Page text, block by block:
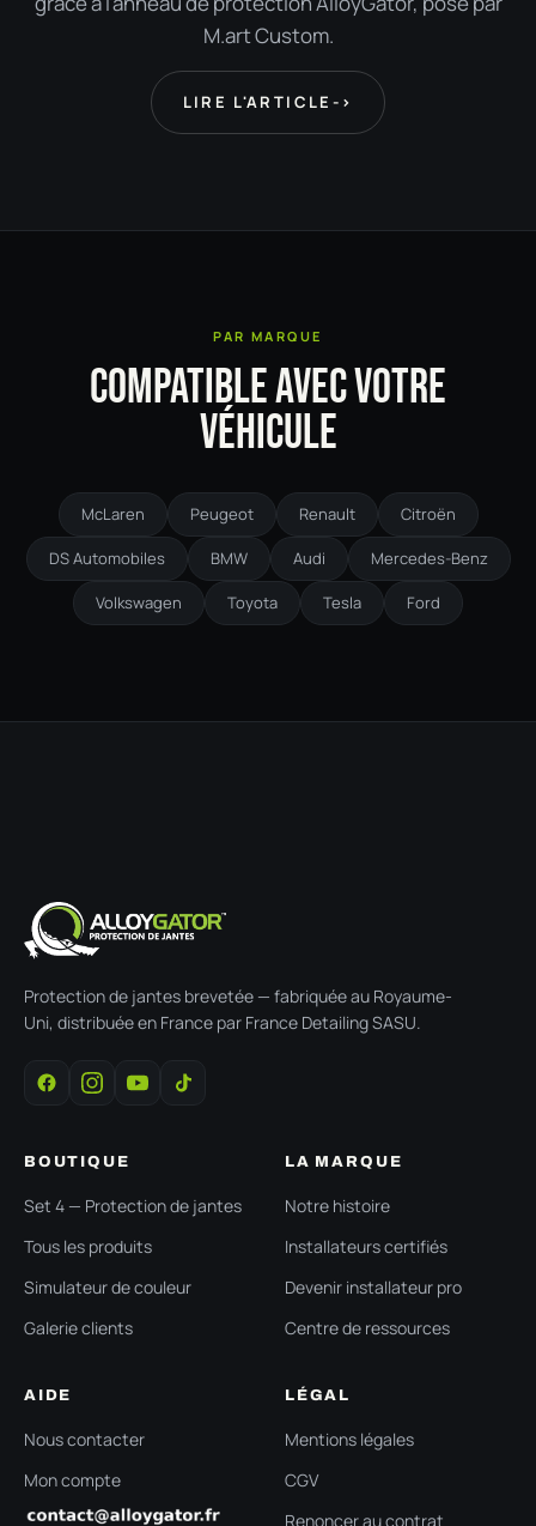
M.art Custom.
LIRE L'ARTICLE ->
PAR MARQUE
COMPATIBLE AVEC VOTRE
VÉHICULE
McLaren Peugeot Renault Citroën
DS Automobiles BMW Audi Mercedes-Benz
Volkswagen Toyota Tesla Ford
Protection de jantes brevetée — fabriquée au Royaume-
Uni, distribuée en France par France Detailing SASU.
BOUTIQUE
Set 4 — Protection de jantes
Tous les produits
Simulateur de couleur
Galerie clients
LA MARQUE
Notre histoire
Installateurs certifiés
Devenir installateur pro
Centre de ressources
AIDE
Nous contacter
Mon compte
LÉGAL
Mentions légales
CGV
Renoncer au contrat